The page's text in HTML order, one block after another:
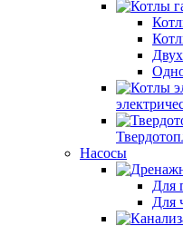
Насосы
Для
Для